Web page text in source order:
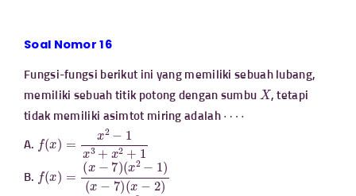
Soal Nomor 16
Fungsi-fungsi berikut ini yang memiliki sebuah lubang,
memiliki sebuah titik potong dengan sumbu X , tetapi
tidak memiliki asimtot miring adalah
A. f(x = x3 +x 2
B. f(x = −7) (x2−1)( x− 7)
(x− 2